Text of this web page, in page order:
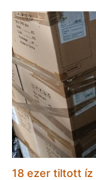
18 ezer tiltott íz